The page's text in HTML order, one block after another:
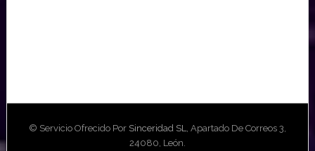
© Servicio Ofrecido Por Sinceridad SL, Apartado De Correos 3,
24080, León.